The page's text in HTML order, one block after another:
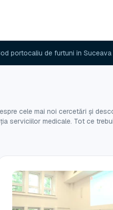
de furtuni în Suceava și
cele mai noi cercetări și
serviciilor medicale. Tot ce